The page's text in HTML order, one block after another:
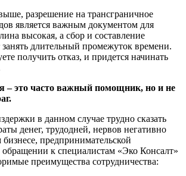
разрешение на трансграничное
является важным документом для
высокая, а сбор и составление
длительный промежуток времени.
получить отказ, и придется начинать
– это часто важный помощник, но и не
в данном случае трудно сказать
денег, трудодней, нервов негативно
предпринимательской
обращении к специалистам «Эко Консалт»
преимущества сотрудничества: